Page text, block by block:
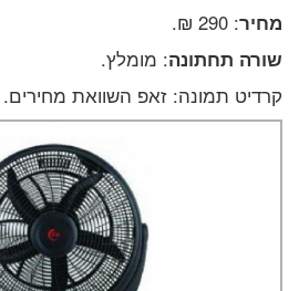
מחיר: 290 ₪.
שורה תחתונה: מומלץ.
קרדיט תמונה: זאפ השוואת מחירים.